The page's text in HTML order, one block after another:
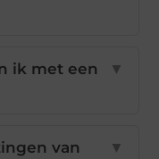
ik met een
▼
van ▼